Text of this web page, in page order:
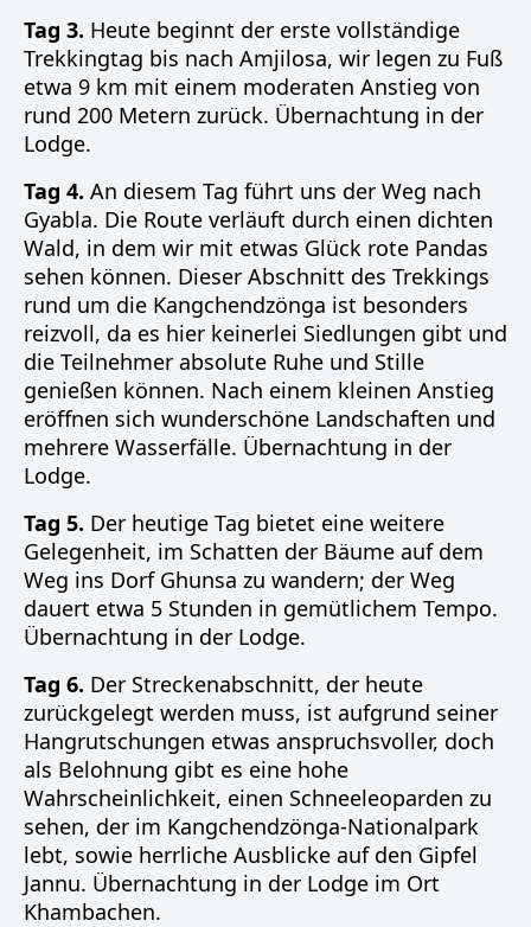
Tag 3. Heute beginnt der erste vollständige
Trekkingtag bis nach Amjilosa, wir legen zu Fuß
etwa 9 km mit einem moderaten Anstieg von
rund 200 Metern zurück. Übernachtung in der
Lodge.
Tag 4. An diesem Tag führt uns der Weg nach
Gyabla. Die Route verläuft durch einen dichten
Wald, in dem wir mit etwas Glück rote Pandas
sehen können. Dieser Abschnitt des Trekkings
rund um die Kangchendzönga ist besonders
reizvoll, da es hier keinerlei Siedlungen gibt und
die Teilnehmer absolute Ruhe und Stille
genießen können. Nach einem kleinen Anstieg
eröffnen sich wunderschöne Landschaften und
mehrere Wasserfälle. Übernachtung in der
Lodge.
Tag 5. Der heutige Tag bietet eine weitere
Gelegenheit, im Schatten der Bäume auf dem
Weg ins Dorf Ghunsa zu wandern; der Weg
dauert etwa 5 Stunden in gemütlichem Tempo.
Übernachtung in der Lodge.
Tag 6. Der Streckenabschnitt, der heute
zurückgelegt werden muss, ist aufgrund seiner
Hangrutschungen etwas anspruchsvoller, doch
als Belohnung gibt es eine hohe
Wahrscheinlichkeit, einen Schneeleoparden zu
sehen, der im Kangchendzönga-Nationalpark
lebt, sowie herrliche Ausblicke auf den Gipfel
Jannu. Übernachtung in der Lodge im Ort
Khambachen.